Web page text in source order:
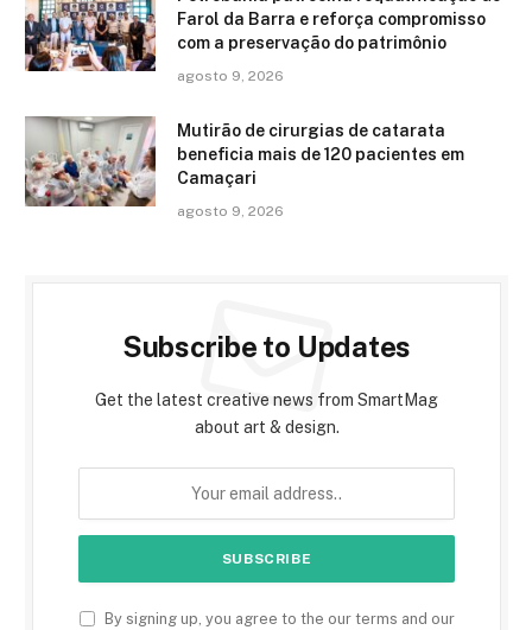
Farol da Barra e reforça compromisso
com a preservação do patrimônio
agosto 9, 2026
Mutirão de cirurgias de catarata
beneficia mais de 120 pacientes em
Camaçari
agosto 9, 2026
Subscribe to Updates
Get the latest creative news from SmartMag
about art & design.
By signing up, you agree to the our terms and our